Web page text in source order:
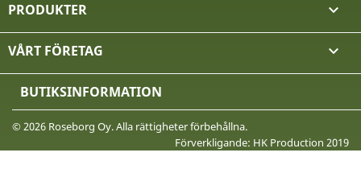
PRODUKTER 
VÅRT FÖRETAG 
BUTIKSINFORMATION
© 2026 Roseborg Oy. Alla rättigheter förbehållna.
Förverkligande: HK Production 2019